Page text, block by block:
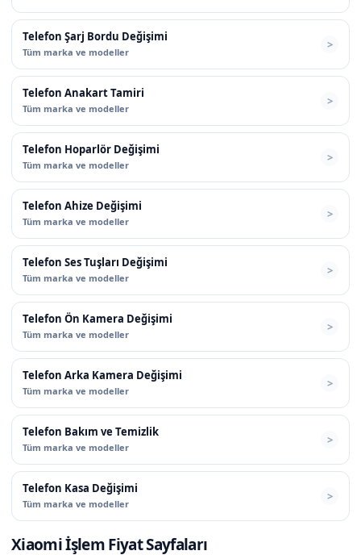
Telefon Şarj Bordu Değişimi
Tüm marka ve modeller
Telefon Anakart Tamiri
Tüm marka ve modeller
Telefon Hoparlör Değişimi
Tüm marka ve modeller
Telefon Ahize Değişimi
Tüm marka ve modeller
Telefon Ses Tuşları Değişimi
Tüm marka ve modeller
Telefon Ön Kamera Değişimi
Tüm marka ve modeller
Telefon Arka Kamera Değişimi
Tüm marka ve modeller
Telefon Bakım ve Temizlik
Tüm marka ve modeller
Telefon Kasa Değişimi
Tüm marka ve modeller
Xiaomi İşlem Fiyat Sayfaları